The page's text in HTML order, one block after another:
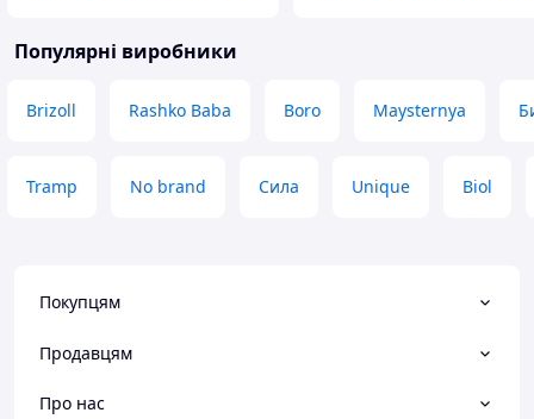
Популярні виробники
Brizoll Rashko Baba Boro Maysternya
Tramp No brand Сила Unique Biol
Покупцям
Продавцям
Про нас